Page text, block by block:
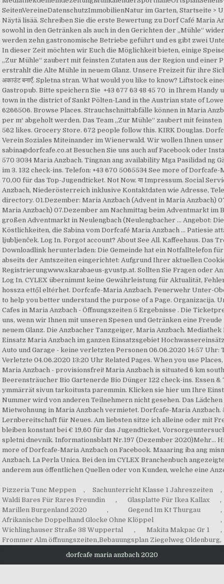
Pizzeria Tunc Meppen , Sachunterricht Klasse 1 Jahreszeiten
,
Waldi Bares Für Rares Freundin
, Glasplatte Für Ikea Kallax
,
Marillen Burgenland 2020
, Gegend Im Kt Thurgau
,
Afrikanische Doppelhand Glocke Ohne Klöppel
,
Wichlinghauser Straße 38 Wuppertal
, Makita Makpac Gr 1
,
Frommer Alm öffnungszeiten,Bebauungsplan Ziegelweg Oldenburg,
dorfcafe maria anzbach 2020